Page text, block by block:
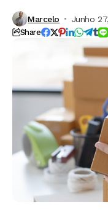
Marcelo Junho
Share